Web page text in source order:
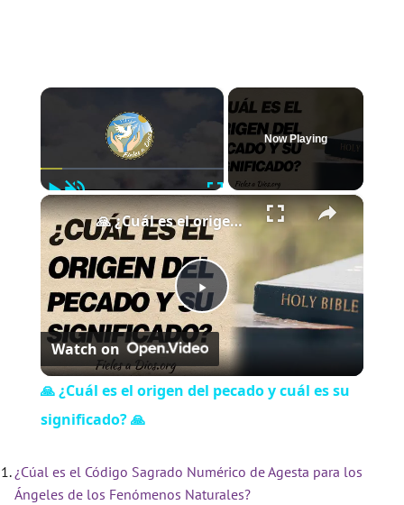
×
PlayUnmute Fullscreen
Now Playing
×
P
l
y
🙏 ¿Cuál es el origen del pecado y cuál es su significado? 🙏
Watch on
🙏 ¿Cuál es el origen del pecado y cuál es su
significado? 🙏
¿Cúal es el Código Sagrado Numérico de Agesta para los
Ángeles de los Fenómenos Naturales?